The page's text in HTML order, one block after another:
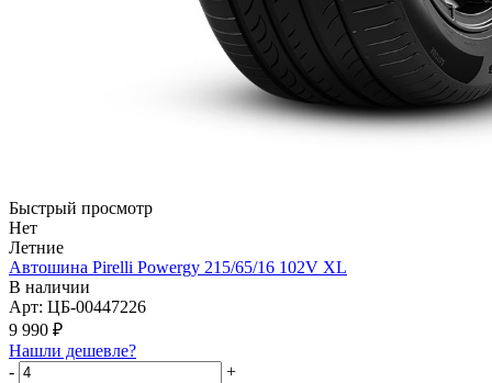
Быстрый просмотр
Нет
Летние
Автошина Pirelli Powergy 215/65/16 102V XL
В наличии
Арт: ЦБ-00447226
9 990 ₽
Нашли дешевле?
-
+